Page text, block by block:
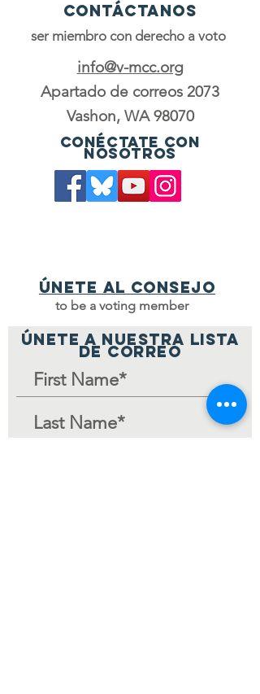
Contáctanos
ser miembro con derecho a voto
info@v-mcc.org
Apartado de correos 2073
Vashon, WA 98070
Conéctate con
nosotros
Únete al consejo
to be a voting member
ÚNETE A NUESTRA LISTA
DE CORREO